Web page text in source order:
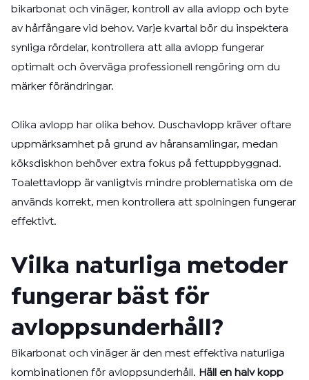
bikarbonat och vinäger, kontroll av alla avlopp och byte
av hårfångare vid behov. Varje kvartal bör du inspektera
synliga rördelar, kontrollera att alla avlopp fungerar
optimalt och överväga professionell rengöring om du
märker förändringar.
Olika avlopp har olika behov. Duschavlopp kräver oftare
uppmärksamhet på grund av håransamlingar, medan
köksdiskhon behöver extra fokus på fettuppbyggnad.
Toalettavlopp är vanligtvis mindre problematiska om de
används korrekt, men kontrollera att spolningen fungerar
effektivt.
Vilka naturliga metoder
fungerar bäst för
avloppsunderhåll?
Bikarbonat och vinäger är den mest effektiva naturliga
kombinationen för avloppsunderhåll. Häll en halv kopp